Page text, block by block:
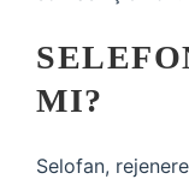
MI?
Selofan,